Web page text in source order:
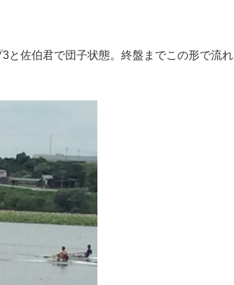
と佐伯君で団子状態。終盤までこの形で流れ